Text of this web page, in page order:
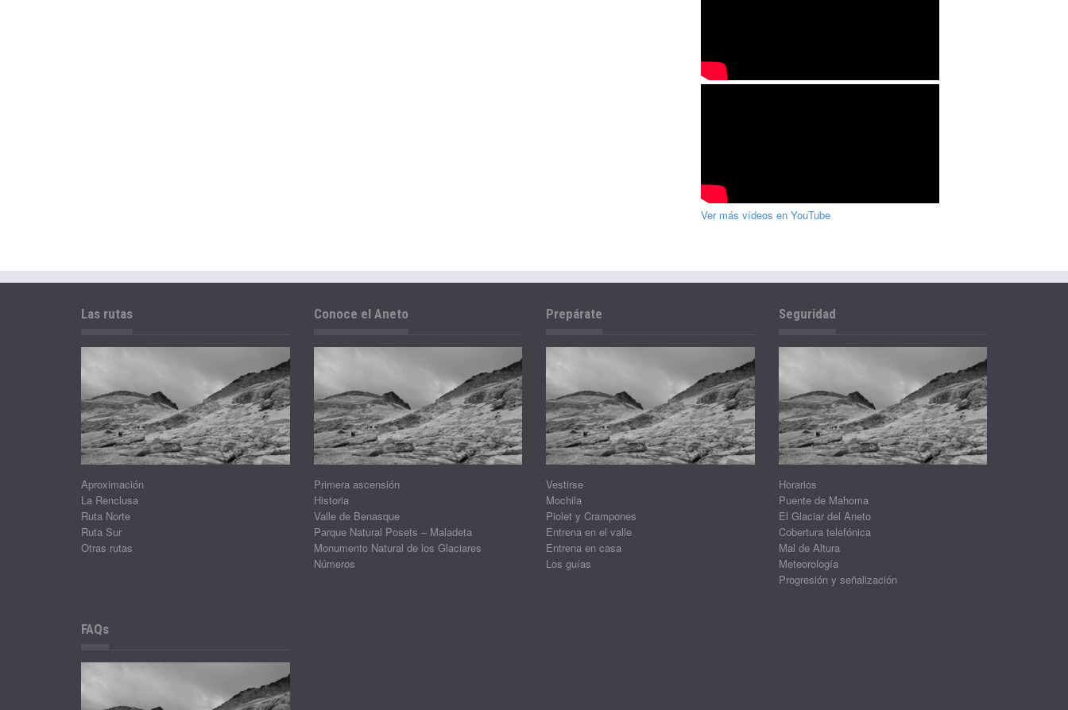
Ver más vídeos en YouTube
Las rutas
Aproximación
La Renclusa
Ruta Norte
Ruta Sur
Otras rutas
Conoce el Aneto
Primera ascensión
Historia
Valle de Benasque
Parque Natural Posets – Maladeta
Monumento Natural de los Glaciares
Números
Prepárate
Vestirse
Mochila
Piolet y Crampones
Entrena en el valle
Entrena en casa
Los guías
Seguridad
Horarios
Puente de Mahoma
El Glaciar del Aneto
Cobertura telefónica
Mal de Altura
Meteorología
Progresión y señalización
FAQs